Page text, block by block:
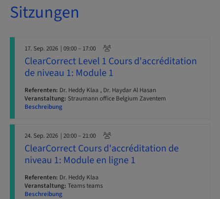
Sitzungen
17. Sep. 2026 | 09:00 – 17:00
ClearCorrect Level 1 Cours d'accréditation
de niveau 1: Module 1
Referenten: Dr. Heddy Klaa , Dr. Haydar Al Hasan
Veranstaltung: Straumann office Belgium Zaventem
Beschreibung
24. Sep. 2026 | 20:00 – 21:00
ClearCorrect Cours d'accréditation de
niveau 1: Module en ligne 1
Referenten: Dr. Heddy Klaa
Veranstaltung: Teams teams
Beschreibung